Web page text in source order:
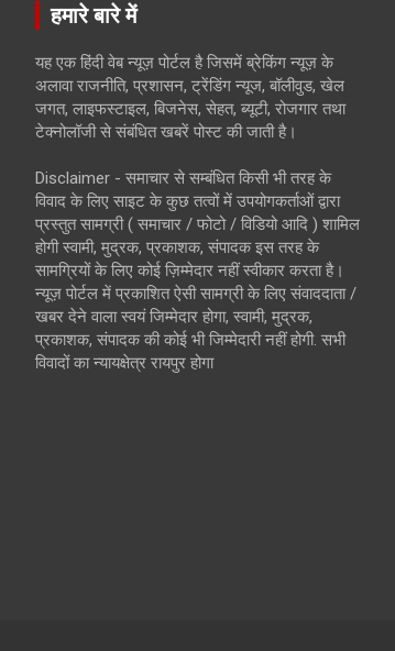
हमारे बारे में
यह एक हिंदी वेब न्यूज़ पोर्टल है जिसमें ब्रेकिंग न्यूज़ के
अलावा राजनीति, प्रशासन, ट्रेंडिंग न्यूज, बॉलीवुड, खेल
जगत, लाइफस्टाइल, बिजनेस, सेहत, ब्यूटी, रोजगार तथा
टेक्नोलॉजी से संबंधित खबरें पोस्ट की जाती है।
Disclaimer - समाचार से सम्बंधित किसी भी तरह के
विवाद के लिए साइट के कुछ तत्वों में उपयोगकर्ताओं द्वारा
प्रस्तुत सामग्री ( समाचार / फोटो / विडियो आदि ) शामिल
होगी स्वामी, मुद्रक, प्रकाशक, संपादक इस तरह के
सामग्रियों के लिए कोई ज़िम्मेदार नहीं स्वीकार करता है।
न्यूज़ पोर्टल में प्रकाशित ऐसी सामग्री के लिए संवाददाता /
खबर देने वाला स्वयं जिम्मेदार होगा, स्वामी, मुद्रक,
प्रकाशक, संपादक की कोई भी जिम्मेदारी नहीं होगी. सभी
विवादों का न्यायक्षेत्र रायपुर होगा